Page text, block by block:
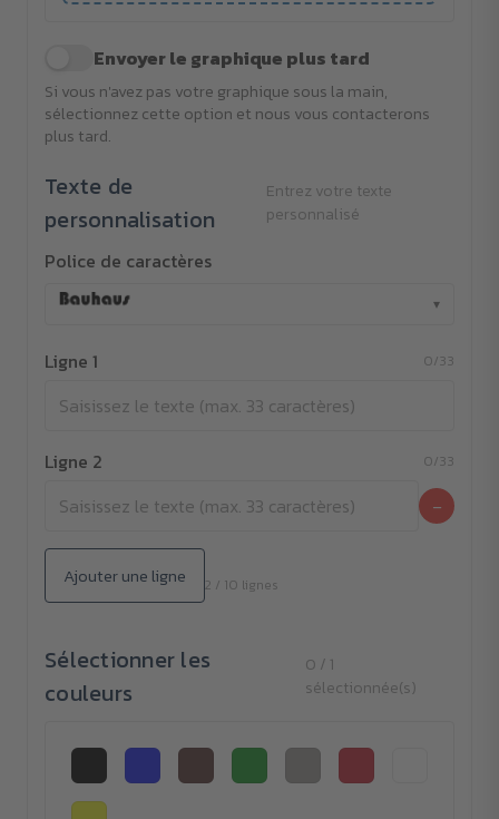
Envoyer le graphique plus tard
Si vous n'avez pas votre graphique sous la main,
sélectionnez cette option et nous vous contacterons
plus tard.
Texte de
personnalisation
Entrez votre texte
personnalisé
Police de caractères
▾
Ligne 1 0/33
Ligne 2 0/33
−
Ajouter une ligne 2 / 10 lignes
Sélectionner les
couleurs
0 / 1
sélectionnée(s)